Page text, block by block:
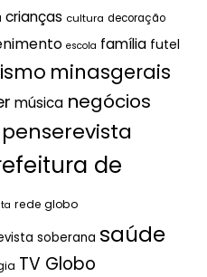
crianças cultura decoração
escola família futel
minasgerais
música negócios
penserevista
de
rede globo
soberana saúde
TV Globo